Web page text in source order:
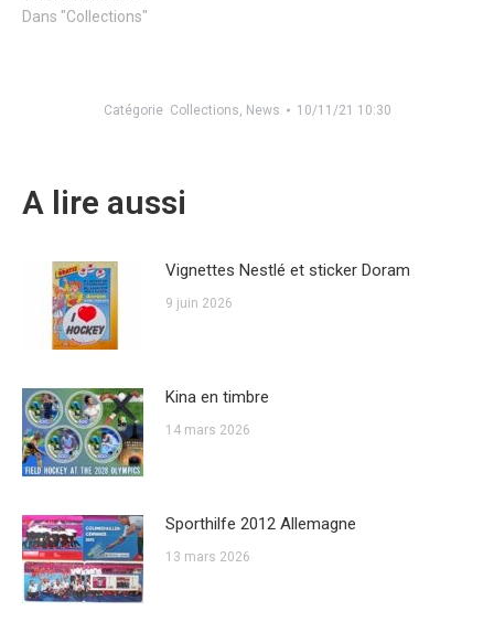
Dans "Collections"
Catégorie Collections News 10/11/21 10:30
A lire aussi
Vignettes Nestlé et sticker Doram
9 juin 2026
Kina en timbre
14 mars 2026
Sporthilfe 2012 Allemagne
13 mars 2026